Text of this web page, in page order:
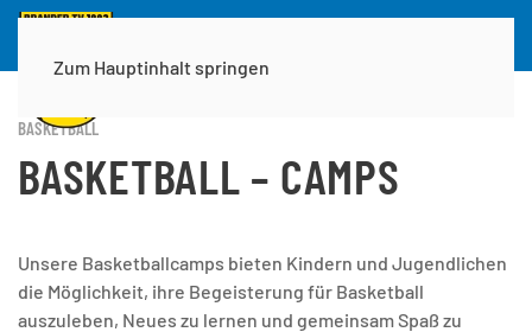
Zum Hauptinhalt springen
BASKETBALL
BASKETBALL – CAMPS
Unsere Basketballcamps bieten Kindern und Jugendlichen
die Möglichkeit, ihre Begeisterung für Basketball
auszuleben, Neues zu lernen und gemeinsam Spaß zu